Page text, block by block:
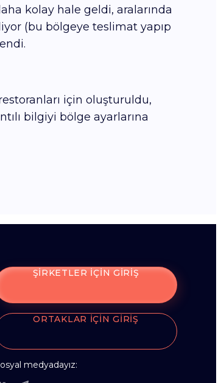
kolay hale geldi, aralarında
(bu bölgeye teslimat yapıp
için oluşturuldu,
bilgiyi bölge ayarlarına
ŞIRKETLER IÇIN GIRIŞ
ORTAKLAR IÇIN GIRIŞ
medyadayız: